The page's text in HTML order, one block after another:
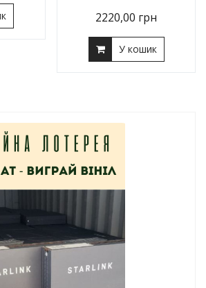
2220,00 грн
У кошик